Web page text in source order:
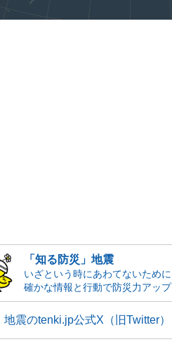
「知る防災」地震
いざという時にあわてないために
確かな情報と行動で防災力アップ
地震のtenki.jp公式X（旧Twitter）